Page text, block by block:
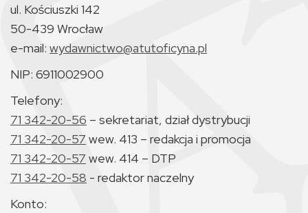
ul. Kościuszki 142
50-439 Wrocław
e-mail: wydawnictwo@atutoficyna.pl
NIP: 6911002900
Telefony:
71 342-20-56 – sekretariat, dział dystrybucji
71 342-20-57 wew. 413 – redakcja i promocja
71 342-20-57 wew. 414 – DTP
71 342-20-58 - redaktor naczelny
Konto: